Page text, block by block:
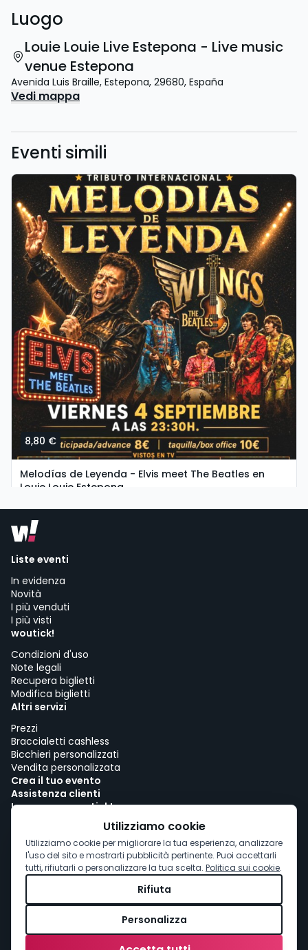
Luogo
Louie Louie Live Estepona - Live music
venue Estepona
Avenida Luis Braille, Estepona, 29680, España
Vedi mappa
Eventi simili
8,80 €
Melodías de Leyenda - Elvis meet The Beatles en
Louie Louie Estepona
Liste eventi
In evidenza
Novità
I più venduti
I più visti
woutick!
Condizioni d'uso
Note legali
Recupera biglietti
Modifica biglietti
Altri servizi
Prezzi
Braccialetti cashless
Bicchieri personalizzati
Vendita personalizzata
Crea il tuo evento
Assistenza clienti
Lavora con woutick!
Consenso ai cookieUtilizziamo cookie
Utilizziamo cookie per migliorare la tua esperienza, analizzare
l'uso del sito e mostrarti pubblicità pertinente. Puoi accettarli
tutti, rifiutarli o personalizzare la tua scelta. Politica sui cookie.
Rifiuta
Personalizza